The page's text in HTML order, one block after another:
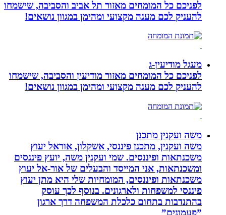
לפניכם כל המומחים מאזור תל אביב והסביבה, שישמחו
להעניק לכם מענה מקצועי ומהימן במגוון נושאים!
מעגל מודיעין-ג
לפניכם כל המומחים מאזור מודיעין והסביבה, שישמחו
להעניק לכם מענה מקצועי ומהימן במגוון נושאים!
משה ועקנין מתכנן
משה ועקנין, מתכנן פיננסי, אשקלון, אוראל יעוץ
משכנתאות ופיננסים. שמי ועקנין משה, יועץ פיננסים
ומשכנתאות, אני המייסד והבעלים של אור-אל יעוץ
משכנתאות ופיננסים, המומחיות שלי היא מתן יעוץ
פיננסי למשפחות ולארגונים. בנוסף לכך עוסק
בהתנדבות בתחום כלכלת המשפחה דרך ארגון
”פעמונים”